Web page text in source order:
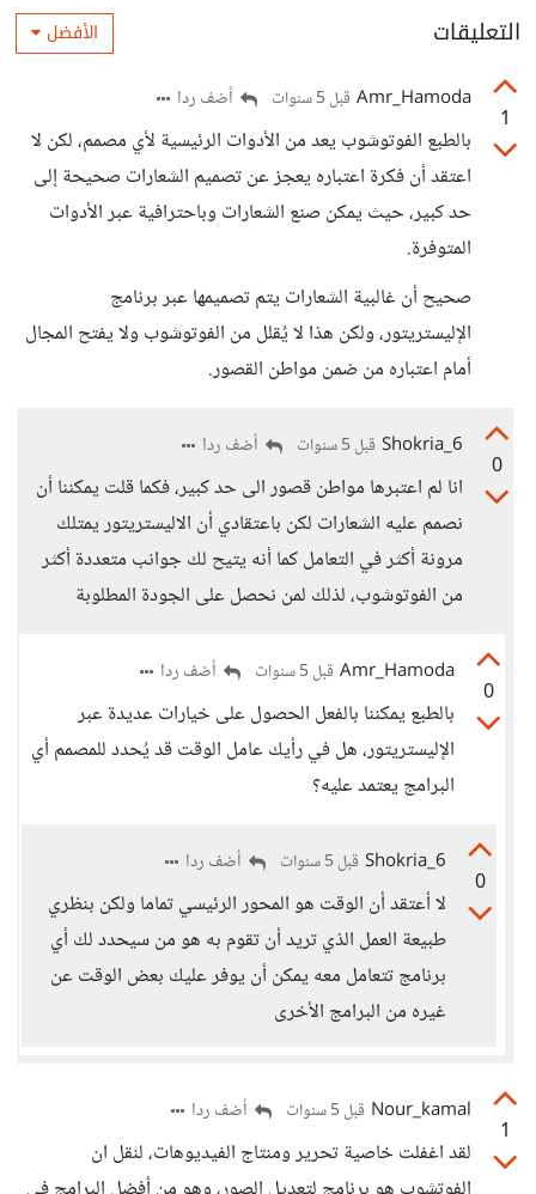
التعليقات الأفضل
1
Amr_Hamoda قبل 5 سنوات أضف ردا
بالطبع الفوتوشوب يعد من الأدوات الرئيسية لأي مصمم، لكن لا
اعتقد أن فكرة اعتباره يعجز عن تصميم الشعارات صحيحة إلى
حد كبير، حيث يمكن صنع الشعارات وباحترافية عبر الأدوات
المتوفرة.
صحيح أن غالبية الشعارات يتم تصميمها عبر برنامج
الإليستريتور، ولكن هذا لا يُقلل من الفوتوشوب ولا يفتح المجال
أمام اعتباره من ضمن مواطن القصور.
0
Shokria_6 قبل 5 سنوات أضف ردا
انا لم اعتبرها مواطن قصور الى حد كبير، فكما قلت يمكننا أن
نصمم عليه الشعارات لكن باعتقادي أن الاليستريتور يمتلك
مرونة أكثر في التعامل كما أنه يتيح لك جوانب متعددة أكثر
من الفوتوشوب، لذلك لمن نحصل على الجودة المطلوبة
0
Amr_Hamoda قبل 5 سنوات أضف ردا
بالطبع يمكننا بالفعل الحصول على خيارات عديدة عبر
الإليستريتور، هل في رأيك عامل الوقت قد يُحدد للمصمم أي
البرامج يعتمد عليه؟
0
Shokria_6 قبل 5 سنوات أضف ردا
لا أعتقد أن الوقت هو المحور الرئيسي تماما ولكن بنظري
طبيعة العمل الذي تريد أن تقوم به هو من سيحدد لك أي
برنامج تتعامل معه يمكن أن يوفر عليك بعض الوقت عن
غيره من البرامج الأخرى
1
Nour_kamal قبل 5 سنوات أضف ردا
لقد اغفلت خاصية تحرير ومنتاج الفيديوهات، لنقل ان